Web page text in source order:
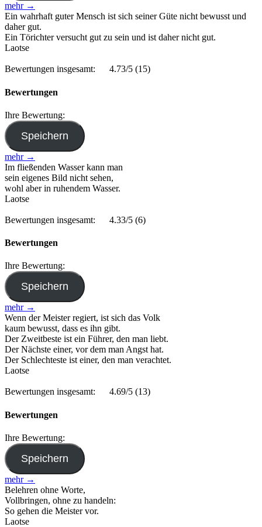
mehr →
Ein wahrhaft guter Mensch ist sich seiner Güte nicht bewusst und
daher gut.
Ein Törichter versucht gut zu sein und ist daher nicht gut.
Laotse
Bewertungen insgesamt: 4.73/5 (15)
Bewertungen
Ihre Bewertung:
mehr →
Im fließenden Wasser kann man
sein eigenes Bild nicht sehen,
wohl aber in ruhendem Wasser.
Laotse
Bewertungen insgesamt: 4.33/5 (6)
Bewertungen
Ihre Bewertung:
mehr →
Wenn der Meister regiert, ist sich das Volk
kaum bewusst, dass es ihn gibt.
Der Zweitbeste ist ein Führer, den man liebt.
Der Nächste einer, vor dem man Angst hat.
Der Schlechteste ist einer, den man verachtet.
Laotse
Bewertungen insgesamt: 4.69/5 (13)
Bewertungen
Ihre Bewertung:
mehr →
Belehren ohne Worte,
Vollbringen, ohne zu handeln:
So gehen die Meister vor.
Laotse